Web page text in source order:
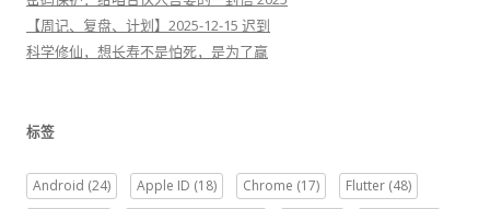
【周记、复盘、计划】2025-12-15 迟到
科学修仙，想长寿不是怕死，是为了赢
标签
Android (24) Apple ID (18) Chrome (17) Flutter (48)